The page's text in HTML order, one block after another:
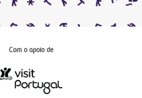
Com o apoio de